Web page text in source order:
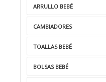
ARRULLO BEBÉ
CAMBIADORES
TOALLAS BEBÉ
BOLSAS BEBÉ